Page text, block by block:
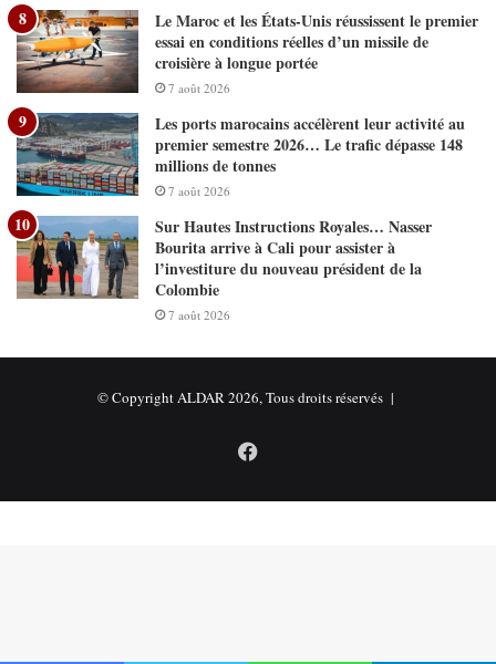
Le Maroc et les États-Unis réussissent le premier
essai en conditions réelles d’un missile de
croisière à longue portée
7 août 2026
Les ports marocains accélèrent leur activité au
premier semestre 2026… Le trafic dépasse 148
millions de tonnes
7 août 2026
Sur Hautes Instructions Royales… Nasser
Bourita arrive à Cali pour assister à
l’investiture du nouveau président de la
Colombie
7 août 2026
© Copyright ALDAR 2026, Tous droits réservés |